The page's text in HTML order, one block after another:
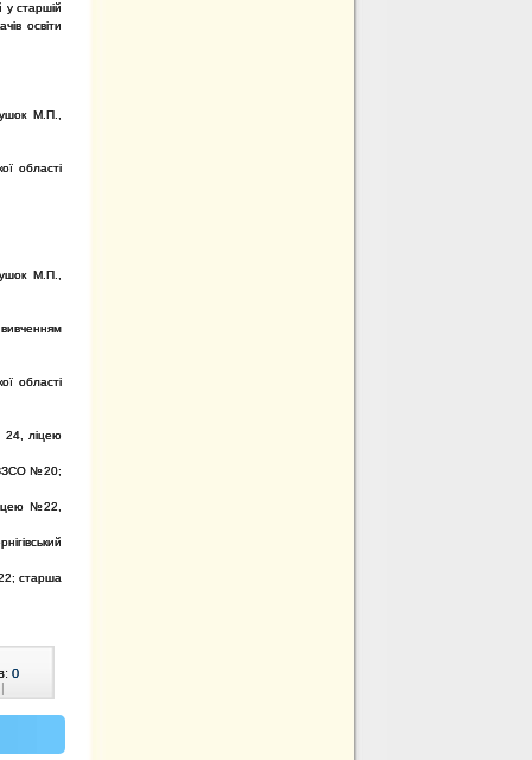
у старшій
освіти
М.П.,
області
М.П.,
області
24, ліцею
ЗЗСО №20;
№22,
старша
0
|